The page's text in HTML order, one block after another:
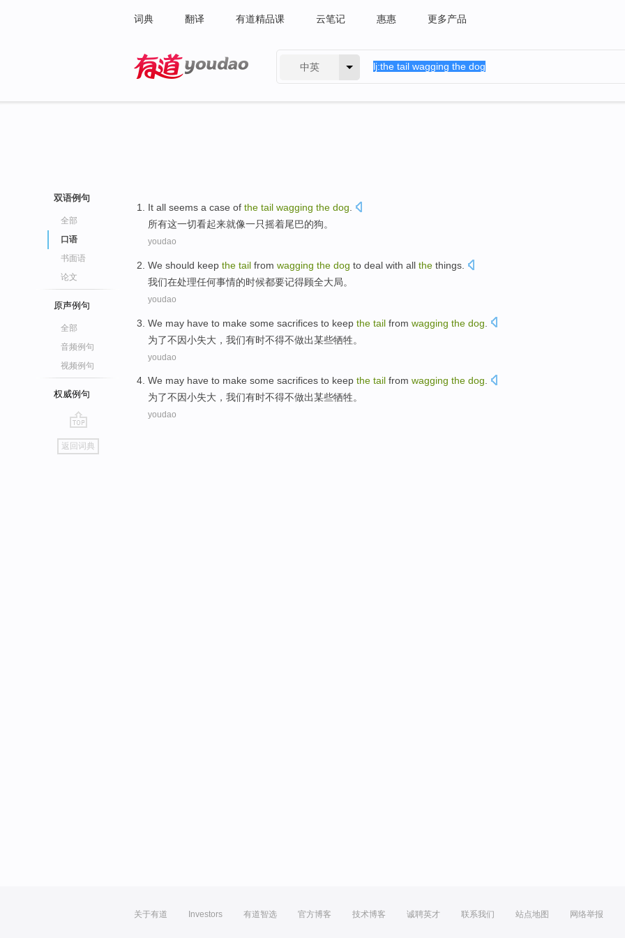
词典 翻译 有道精品课 云笔记 惠惠 更多产品
中英
双语例句
全部
口语
书面语
论文
原声例句
全部
音频例句
视频例句
权威例句
go
top
返回词典
It all seems a case of the tail wagging the dog
所有这一切看起来就像一只摇着尾巴的狗。
youdao
We should keep the tail from wagging the dog to deal with all the things
我们在处理任何事情的时候都要记得顾全大局。
youdao
We may have to make some sacrifices to keep the tail from wagging the dog
为了不因小失大 ， 我们有时不得不做出某些牺牲。
youdao
We may have to make some sacrifices to keep the tail from wagging the dog.
为了不因小失大 ， 我们有时不得不做出某些牺牲。
youdao
关于有道 Investors 有道智选 官方博客 技术博客 诚聘英才 联系我们 站点地图 网络举报